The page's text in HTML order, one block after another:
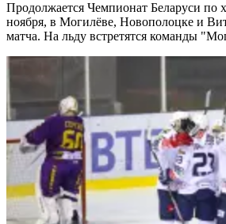
Продолжается Чемпионат Беларуси по
ноября, в Могилёве, Новополоцке и
матча. На льду встретятся команды